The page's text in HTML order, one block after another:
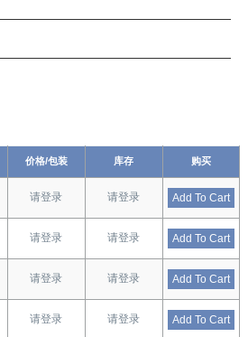
价格/包装 库存 购买
请登录 请登录 Add To Cart
请登录 请登录 Add To Cart
请登录 请登录 Add To Cart
请登录 请登录 Add To Cart